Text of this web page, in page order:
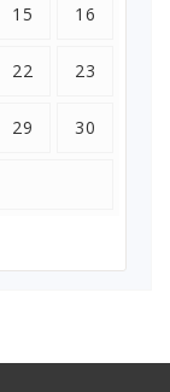
15 16
22 23
29 30